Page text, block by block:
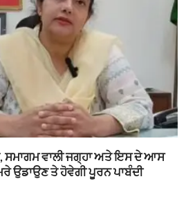
ਸਮਾਗਮ ਵਾਲੀ ਜਗ੍ਹਾ ਅਤੇ ਇਸ ਦੇ ਆਸ
ਉਡਾਉਣ ਤੇ ਹੋਵੇਗੀ ਪੂਰਨ ਪਾਬੰਦੀ